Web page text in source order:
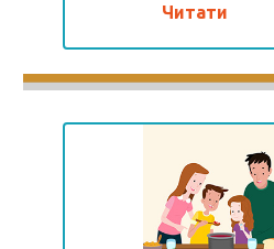
Читати